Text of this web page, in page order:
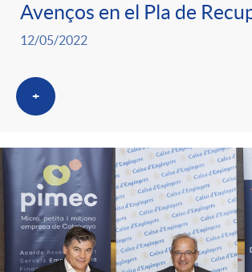
Avenços en el Pla de
12/05/2022
+